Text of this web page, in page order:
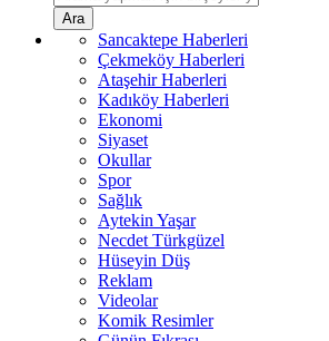
Ara
Sancaktepe Haberleri
Çekmeköy Haberleri
Ataşehir Haberleri
Kadıköy Haberleri
Ekonomi
Siyaset
Okullar
Spor
Sağlık
Aytekin Yaşar
Necdet Türkgüzel
Hüseyin Düş
Reklam
Videolar
Komik Resimler